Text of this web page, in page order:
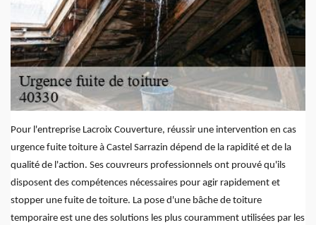
Pour l'entreprise Lacroix Couverture, réussir une intervention en cas
urgence fuite toiture à Castel Sarrazin dépend de la rapidité et de la
qualité de l'action. Ses couvreurs professionnels ont prouvé qu'ils
disposent des compétences nécessaires pour agir rapidement et
stopper une fuite de toiture. La pose d'une bâche de toiture
temporaire est une des solutions les plus couramment utilisées par les